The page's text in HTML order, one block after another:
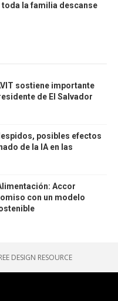
la familia descanse
sostiene importante
de El Salvador
posibles efectos
de la IA en las
Accor
con un modelo
DESIGN RESOURCE